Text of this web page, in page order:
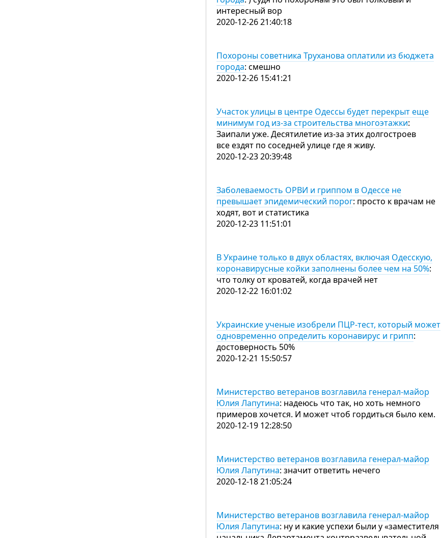
интересный вор
2020-12-26 21:40:18
Похороны советника Труханова оплатили из бюджета
города: смешно
2020-12-26 15:41:21
Участок улицы в центре Одессы будет перекрыт еще
минимум год из-за строительства многоэтажки:
Заипали уже. Десятилетие из-за этих долгостроев
все ездят по соседней улице где я живу.
2020-12-23 20:39:48
Заболеваемость ОРВИ и гриппом в Одессе не
превышает эпидемический порог: просто к врачам не
ходят, вот и статистика
2020-12-23 11:51:01
В Украине только в двух областях, включая Одесскую,
коронавирусные койки заполнены более чем на 50%:
что толку от кроватей, когда врачей нет
2020-12-22 16:01:02
Украинские ученые изобрели ПЦР-тест, который может
одновременно определить коронавирус и грипп:
достоверность 50%
2020-12-21 15:50:57
Министерство ветеранов возглавила генерал-майор
Юлия Лапутина: надеюсь что так, но хоть немного
примеров хочется. И может чтоб гордиться было кем.
2020-12-19 12:28:50
Министерство ветеранов возглавила генерал-майор
Юлия Лапутина: значит ответить нечего
2020-12-18 21:05:24
Министерство ветеранов возглавила генерал-майор
Юлия Лапутина: ну и какие успехи были у «заместителя